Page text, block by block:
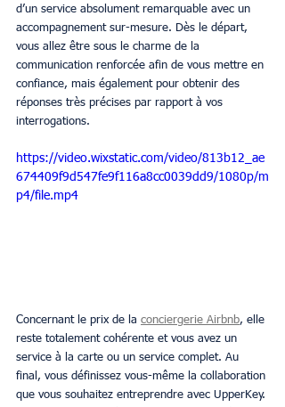
d’un service absolument remarquable avec un
accompagnement sur-mesure. Dès le départ,
vous allez être sous le charme de la
communication renforcée afin de vous mettre en
confiance, mais également pour obtenir des
réponses très précises par rapport à vos
interrogations.
https://video.wixstatic.com/video/813b12_ae
674409f9d547fe9f116a8cc0039dd9/1080p/m
p4/file.mp4
Concernant le prix de la conciergerie Airbnb, elle
reste totalement cohérente et vous avez un
service à la carte ou un service complet. Au
final, vous définissez vous-même la collaboration
que vous souhaitez entreprendre avec UpperKey.